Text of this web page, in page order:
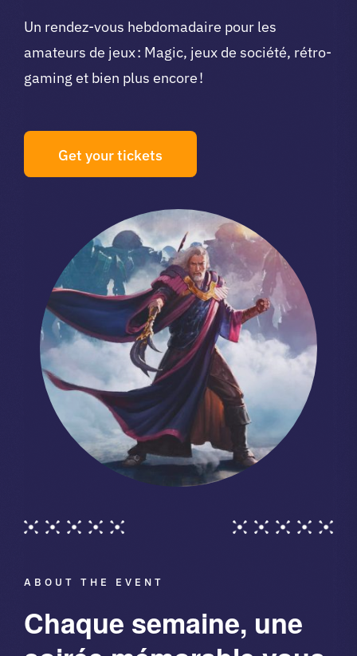
Un rendez-vous hebdomadaire pour les
amateurs de jeux : Magic, jeux de société, rétro-
gaming et bien plus encore !
Get your tickets
ABOUT THE EVENT
Chaque semaine, une